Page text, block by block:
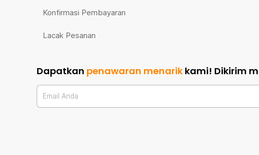
Konfirmasi Pembayaran
Lacak Pesanan
Dapatkan penawaran menarik kami! Dikirim
Email Anda